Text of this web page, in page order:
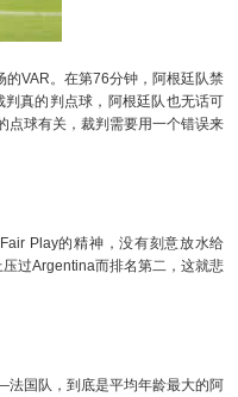
VAR。在第76分钟，阿根廷队禁
真的判点球，阿根廷队也无话可
点球有关，裁判需要用一个错误来
Play的精神，没有刻意放水给
过Argentina而排名第二，这就悲
国队，到底是平均年龄最大的阿